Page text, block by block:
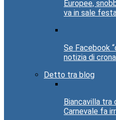
Europee,
va in sale
Se Facebook
notizia di
Detto tra blog
Biancavilla tra
Carnevale fa